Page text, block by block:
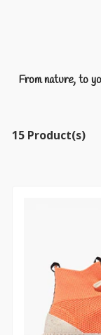
From nature, to
15 Product(s)